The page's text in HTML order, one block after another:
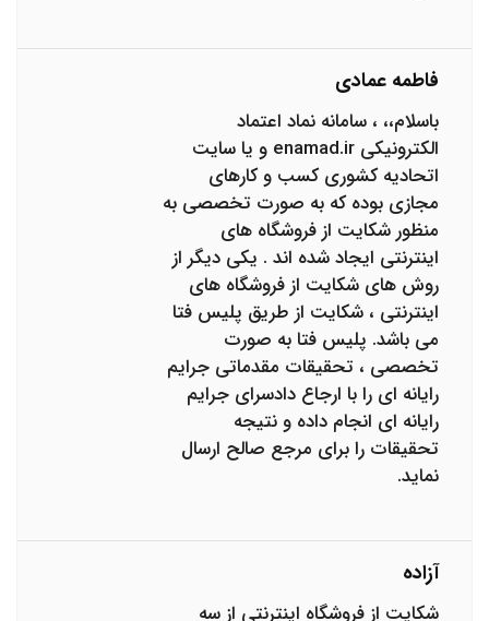
فاطمه عمادی
باسلام،، ، سامانه نماد اعتماد
الکترونیکی enamad.ir و یا سایت
اتحادیه کشوری کسب و کارهای
مجازی بوده که به صورت تخصصی به
منظور شکایت از فروشگاه های
اینترنتی ایجاد شده اند . یکی دیگر از
روش های شکایت از فروشگاه های
اینترنتی ، شکایت از طریق پلیس فتا
می باشد. پلیس فتا به صورت
تخصصی ، تحقیقات مقدماتی جرایم
رایانه ای را با ارجاع دادسرای جرایم
رایانه ای انجام داده و نتیجه
تحقیقات را برای مرجع صالح ارسال
نماید.
آزاده
شکایت از فروشگاه اینترنتی از سه